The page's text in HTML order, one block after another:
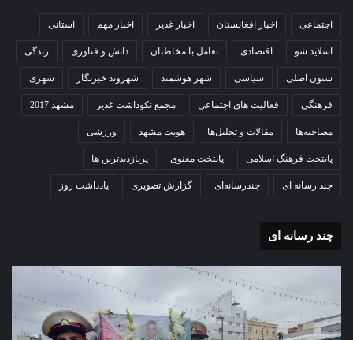
اجتماعی اخبار افغانستان اخبار غدیر اخبار مهم استانی
اسلاید شو اقتصادی تعامل با مخاطبان دانش و فناوری زندگی
ستون اصلی سیاسی شهر هوشمند شهروند خبرنگار شهری
فرهنگی فعالیت های اجتماعی مجمع نکوداشت غدیر مشهد 2017
مصاحبه‌ها مقالات و تحلیل‌ها هویت مشهد ورزشی
پایتخت فرهنگ اسلامی پایتخت معنوی پربازدیدترین ها
چند رسانه ای چندرسانه‌ای گزارش تصویری یادداشت روز
چند رسانه ای
آغاز
سال